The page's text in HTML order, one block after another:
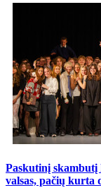
Paskutinį
valsas, pačių kurta